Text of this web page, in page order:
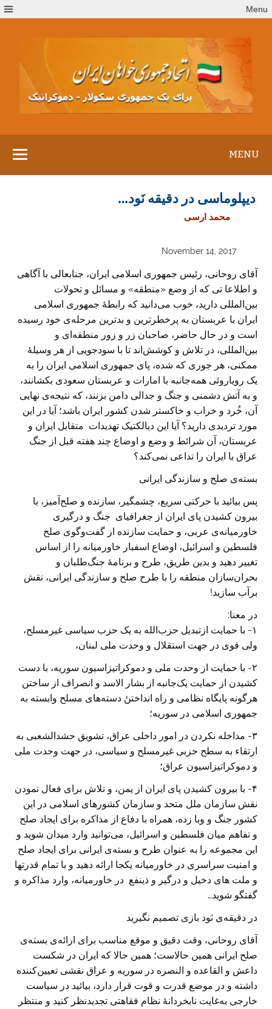
to
Menu
MENU
دیپلوماسی در دقیقه نَود…
محمد ارسی
November 14, 2017
آقای روحانی، رئیس جمهوری اسلامی ایران، جنابعالی با آگاهی
و اطلاعا تی که از وضع «منطقه» و مسائل و تحولات
بین‌المللی دارید، خوب می‌دانید که رابطهٔ جمهوری اسلامی
ایران با عربستان به پرخطرترین و بدترین مرحله‌ی خود رسیده
است و در حال حاضر، صاحبان زر و زور منطقه‌ای و
بین‌المللی، در تلاش و کوشش‌اند تا با سودجويی از هر وسیلهٔ
ممکنی، هر جوری که شده، پای جمهوری اسلامی ایران را به
يک رویاروئی همه‌جانبه با امارات و عربستان سعودی بکشانند،
و به آتش دشمنی و جنگ و جدالی دامن بزنند، که نتیجه‌ی نهایی
آن، خُرد و خراب و خاکستر شدن کشور ایران باشد؛ آیا در این
مورد تردیدی دارید؟ آيا این دیالکتیک تهدیدات متقابل ایران و
عربستان، آن شرائط و وضع و اوضاع چند هفته قبل از جنگ
عراق با ایران را تداعی نمی‌کند؟
بسته‌ی صلح و سازندگی ایرانی
پس بیائید با حرکتی سریع، چشمگیر، سازنده و صلح‌آمیز، با
بیرون کشیدن پای ایران از جغرافیای جنگ و درگیری
خاورمیانه‌ی عربی، و حمایت سازنده از گفت‌وگوی صلح
فلسطین و اسرائیل، اوضاع اسفبار خاورمیانه را از اساس
تغییر دهید و بدین طریق، طرح و برنامهٔ جنگ‌طلبان و
بحران‌سازان منطقه را با طرح صلح و سازندگی ایرانی، نقش
برآب سازید!
در معنا:
۱- با حمایت ازتبدیل حزب‌الله به یک حزب سیاسی غیرمسلح،
ولی قوی در جهت استقلال و وحدت ملی لبنان،
۲- با حمایت از وحدت ملی و دموکراتیزاسیون سوریه، با دست
کشیدن از حمایت یک‌جانبه از بشار الاسد و انصراف از ساختن
هرگونه پايگاه نظامی و راه انداختنٔ دسته‌های مسلح وابسته به
جمهوری اسلامی در سوریه؛
۳- مداخله نکردن در امور داخلی عراق، تشویق حشدالشعبی به
ارتقاء به سطح حزبی غیرمسلح و سیاسی، در جهت وحدت ملی
و دموکراتیزاسیون عراق؛
۴- با بیرون کشیدن پای ایران از یمن، و تلاش برای فعال نمودن
نقش سازمان ملل متحد و سازمان کشورهای اسلامی در این
کشور جنگ و وبا زده، همراه با دفاع از مذاکره برای ایجاد صلح
و تفاهم میان فلسطین و اسرائیل، می‌توانید وارد میدان شوید و
این مجموعه را به عنوان طرح و بسته‌ی ایرانی برای ایجاد صلح
و امنیت سراسری در خاورمیانه یکجا ارائه دهید و با تمام قدرتها
و ملت های دخیل و درگیر و ذینفع در خاورمیانه، وارد مذاکره و
گفتگو شوید…
در دقیقه‌ی نَود بازی تصمیم نگیرید
آقای روحانی، وقت دقیق و موقع مناسب برای ارائه‌ی بسته‌ی
صلح ایرانی همین حالاست؛ همین حالا که ایران در شکست
داعش و القاعده و النصره در سوریه و عراق نقشی تعیین‌کننده
داشته و در موضع قدرت و قوت قرار دارد، بیائید در سیاست
خارجی به‌غایت نابخردانهٔ نظام فقاهتی تجدیدنظر کنید و منتظر